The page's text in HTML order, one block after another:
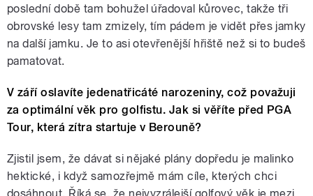
poslední době tam bohužel úřadoval kůrovec, takže tři
obrovské lesy tam zmizely, tím pádem je vidět přes jamky
na další jamku. Je to asi otevřenější hřiště než si to budeš
pamatovat.
V září oslavíte jedenatřicáté narozeniny, což považuji
za optimální věk pro golfistu. Jak si věříte před PGA
Tour, která zítra startuje v Berouně?
Zjistil jsem, že dávat si nějaké plány dopředu je malinko
hektické, i když samozřejmě mám cíle, kterých chci